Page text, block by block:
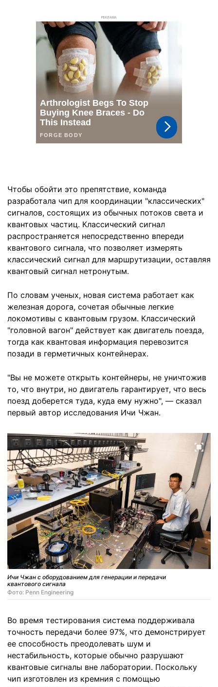
РЕКЛАМА
Чтобы обойти это препятствие, команда
разработала чип для координации "классических"
сигналов, состоящих из обычных потоков света и
квантовых частиц. Классический сигнал
распространяется непосредственно впереди
квантового сигнала, что позволяет измерять
классический сигнал для маршрутизации, оставляя
квантовый сигнал нетронутым.
По словам ученых, новая система работает как
железная дорога, сочетая обычные легкие
локомотивы с квантовым грузом. Классический
"головной вагон" действует как двигатель поезда,
тогда как квантовая информация перевозится
позади в герметичных контейнерах.
"Вы не можете открыть контейнеры, не уничтожив
то, что внутри, но двигатель гарантирует, что весь
поезд доберется туда, куда ему нужно", — сказал
первый автор исследования Ичи Чжан.
Ичи Чжан с оборудованием для генерации и передачи
квантового сигнала
Фото: Penn Engineering
Во время тестирования система поддерживала
точность передачи более 97%, что демонстрирует
ее способность преодолевать шум и
нестабильность, которые обычно разрушают
квантовые сигналы вне лаборатории. Поскольку
чип изготовлен из кремния с помощью